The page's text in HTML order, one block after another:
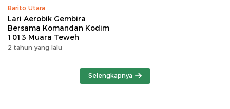
Barito Utara
Lari Aerobik Gembira
Bersama Komandan Kodim
1013 Muara Teweh
2 tahun yang lalu
Selengkapnya